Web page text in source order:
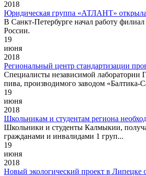
2018
Юридическая группа «АТЛАНТ»
В Санкт-Петербурге начал работу
России.
19
июня
2018
Региональный центр стандартизации
Специалисты независимой лаборатории
пива, производимого заводом «Балтика-
19
июня
2018
Школьникам и студентам региона
Школьники и студенты Калмыкии,
гражданами и инвалидами 1 груп...
19
июня
2018
Новый экологический проект в Липецке